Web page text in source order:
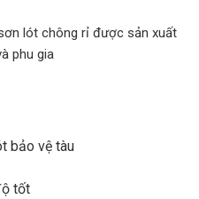
lót chông rỉ được sản xuất
phu gia
bảo vệ tàu
tốt